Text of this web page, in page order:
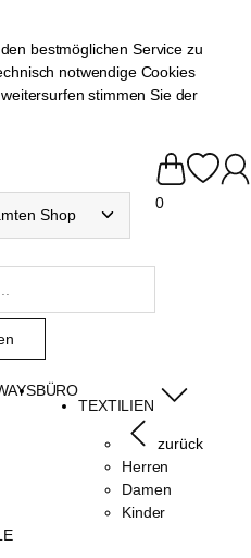
bestmöglichen Service zu
notwendige Cookies
stimmen Sie der
0
BÜRO
TEXTILIEN
zurück
Herren
Damen
Kinder